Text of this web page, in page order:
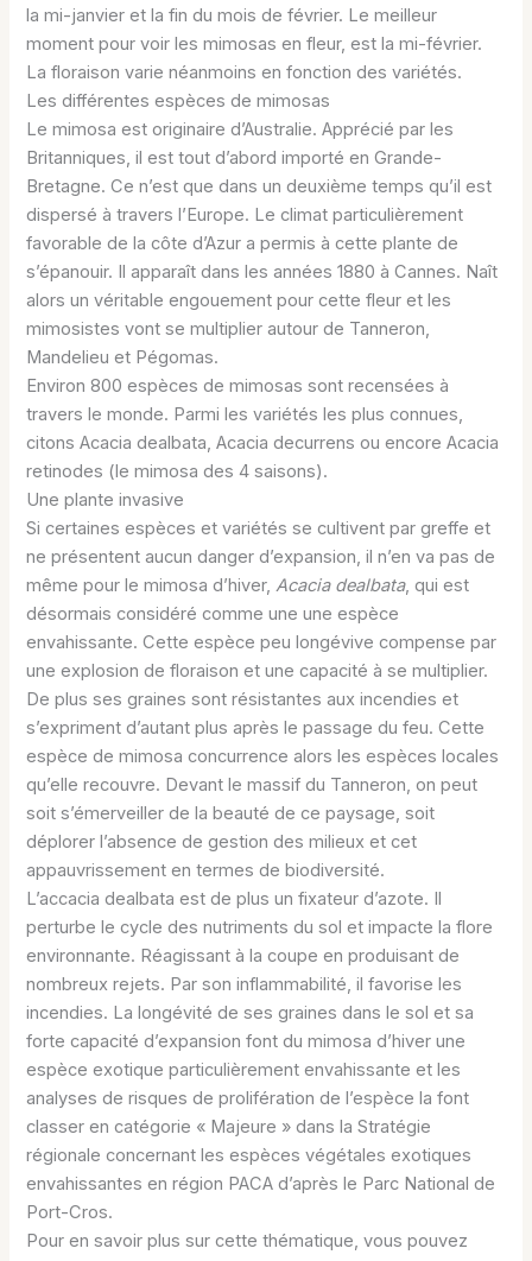
la mi-janvier et la fin du mois de février. Le meilleur
moment pour voir les mimosas en fleur, est la mi-février.
La floraison varie néanmoins en fonction des variétés.
Les différentes espèces de mimosas
Le mimosa est originaire d’Australie. Apprécié par les
Britanniques, il est tout d’abord importé en Grande-
Bretagne. Ce n’est que dans un deuxième temps qu’il est
dispersé à travers l’Europe. Le climat particulièrement
favorable de la côte d’Azur a permis à cette plante de
s’épanouir. Il apparaît dans les années 1880 à Cannes. Naît
alors un véritable engouement pour cette fleur et les
mimosistes vont se multiplier autour de Tanneron,
Mandelieu et Pégomas.
Environ 800 espèces de mimosas sont recensées à
travers le monde. Parmi les variétés les plus connues,
citons Acacia dealbata, Acacia decurrens ou encore Acacia
retinodes (le mimosa des 4 saisons).
Une plante invasive
Si certaines espèces et variétés se cultivent par greffe et
ne présentent aucun danger d’expansion, il n’en va pas de
même pour le mimosa d’hiver,Acacia dealbata, qui est
désormais considéré comme une une espèce
envahissante. Cette espèce peu longévive compense par
une explosion de floraison et une capacité à se multiplier.
De plus ses graines sont résistantes aux incendies et
s’expriment d’autant plus après le passage du feu. Cette
espèce de mimosa concurrence alors les espèces locales
qu’elle recouvre. Devant le massif du Tanneron, on peut
soit s’émerveiller de la beauté de ce paysage, soit
déplorer l’absence de gestion des milieux et cet
appauvrissement en termes de biodiversité.
L’accacia dealbata est de plus un fixateur d’azote. Il
perturbe le cycle des nutriments du sol et impacte la flore
environnante. Réagissant à la coupe en produisant de
nombreux rejets. Par son inflammabilité, il favorise les
incendies. La longévité de ses graines dans le sol et sa
forte capacité d’expansion font du mimosa d’hiver une
espèce exotique particulièrement envahissante et les
analyses de risques de prolifération de l’espèce la font
classer en catégorie « Majeure » dans la Stratégie
régionale concernant les espèces végétales exotiques
envahissantes en région PACA d’après le Parc National de
Port-Cros.
Pour en savoir plus sur cette thématique, vous pouvez